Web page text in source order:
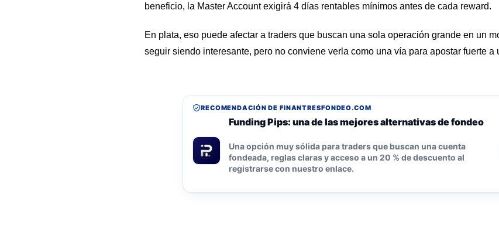
beneficio, la Master Account exigirá 4 días rentables mínimos antes de cada reward.
En plata, eso puede afectar a traders que buscan una sola operación grande en un
seguir siendo interesante, pero no conviene verla como una vía para apostar fuerte a
RECOMENDACIÓN DE FINANTRESFONDEO.COM
Funding Pips: una de las mejores alternativas de fondeo
Una opción muy sólida para traders que buscan una cuenta
fondeada, reglas claras y acceso a un 20 % de descuento al
registrarse con nuestro enlace.